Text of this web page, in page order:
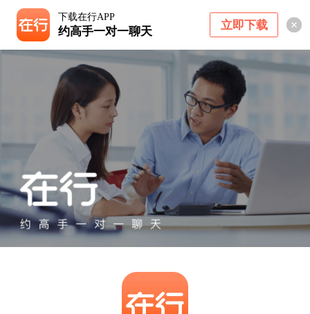
下载在行APP
约高手一对一聊天 立即下载